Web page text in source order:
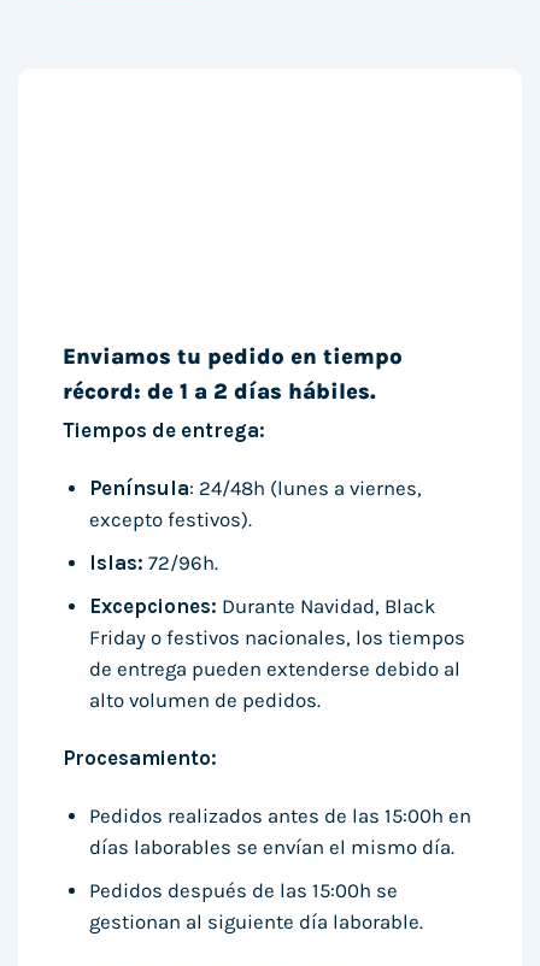
Enviamos tu pedido en tiempo
récord: de 1 a 2 días hábiles.
Tiempos de entrega:
Península: 24/48h (lunes a viernes,
excepto festivos).
Islas: 72/96h.
Excepciones: Durante Navidad, Black
Friday o festivos nacionales, los tiempos
de entrega pueden extenderse debido al
alto volumen de pedidos.
Procesamiento:
Pedidos realizados antes de las 15:00h en
días laborables se envían el mismo día.
Pedidos después de las 15:00h se
gestionan al siguiente día laborable.